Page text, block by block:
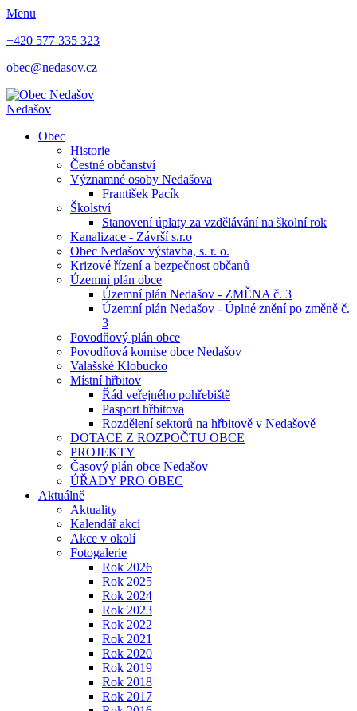
Menu
+420 577 335 323
obec@nedasov.cz
Nedašov
Obec
Historie
Čestné občanství
Významné osoby Nedašova
František Pacík
Školství
Stanovení úplaty za vzdělávání na školní rok
Kanalizace - Závrší s.r.o
Obec Nedašov výstavba, s. r. o.
Krizové řízení a bezpečnost občanů
Územní plán obce
Územní plán Nedašov - ZMĚNA č. 3
Územní plán Nedašov - Úplné znění po změně č.
3
Povodňový plán obce
Povodňová komise obce Nedašov
Valašské Klobucko
Místní hřbitov
Řád veřejného pohřebiště
Pasport hřbitova
Rozdělení sektorů na hřbitově v Nedašově
DOTACE Z ROZPOČTU OBCE
PROJEKTY
Časový plán obce Nedašov
ÚŘADY PRO OBEC
Aktuálně
Aktuality
Kalendář akcí
Akce v okolí
Fotogalerie
Rok 2026
Rok 2025
Rok 2024
Rok 2023
Rok 2022
Rok 2021
Rok 2020
Rok 2019
Rok 2018
Rok 2017